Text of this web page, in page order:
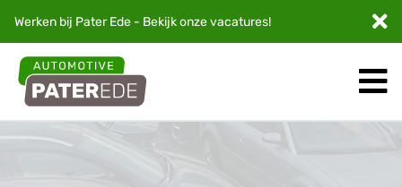
Werken bij Pater Ede - Bekijk onzevacatures!